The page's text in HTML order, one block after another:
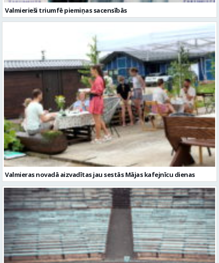
Valmierieši triumfē piemiņas sacensībās
Valmieras novadā aizvadītas jau sestās Mājas kafejnīcu dienas